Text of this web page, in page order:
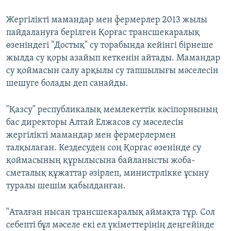
Жергілікті мамандар мен фермерлер 2013 жылы
пайдалануға берілген Қорғас трансшекаралық
өзеніндегі "Достық" су торабында кейінгі бірнеше
жылда су қоры азайып кеткенін айтады. Мамандар
су қоймасын салу арқылы су тапшылығы мәселесін
шешуге болады деп санайды.
"Қазсу" республикалық мемлекеттік кәсіпорнының
бас директоры Алтай Елжасов су мәселесін
жергілікті мамандар мен фермерлермен
талқылаған. Кездесуден соң Қорғас өзенінде су
қоймасының құрылысына байланысты жоба-
сметалық құжаттар әзірлеп, министрлікке ұсыну
туралы шешім қабылданған.
"Аталған нысан трансшекаралық аймақта тұр. Сол
себепті бұл мәселе екі ел үкіметтерінің деңгейінде